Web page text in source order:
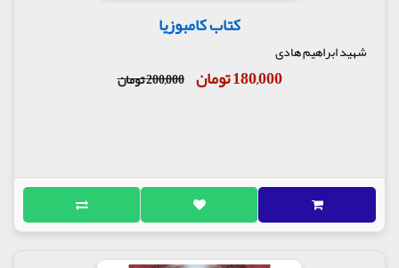
کتاب کامبوزیا
شهید ابراهیم هادی
180,000 تومان 200,000 تومان